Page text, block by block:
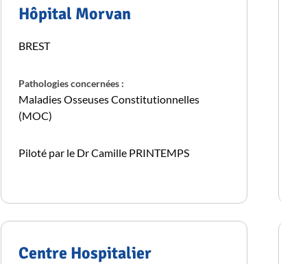
Hôpital Morvan
BREST
Pathologies concernées :
Maladies Osseuses Constitutionnelles
(MOC)
Piloté par le Dr Camille PRINTEMPS
Centre Hospitalier